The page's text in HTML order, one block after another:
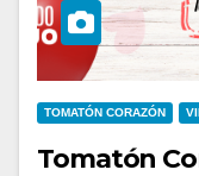
TOMATÓN CORAZÓN
Tomatón